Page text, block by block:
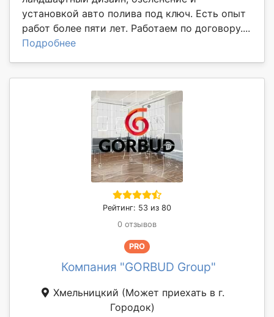
установкой авто полива под ключ. Есть опыт
работ более пяти лет. Работаем по договору....
Подробнее
Рейтинг: 53 из 80
0 отзывов
PRO
Компания "GORBUD Group"
Хмельницкий (Может приехать в г.
Городок)